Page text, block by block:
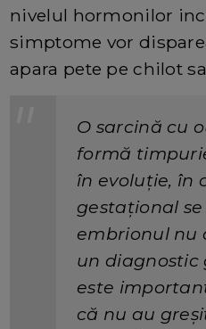
nivelul hormonilor
simptome vor
apara pete pe chilot
O sarcină cu
formă
în evoluție, în
gestațional
embrionul nu
un diagnostic
este
că nu au